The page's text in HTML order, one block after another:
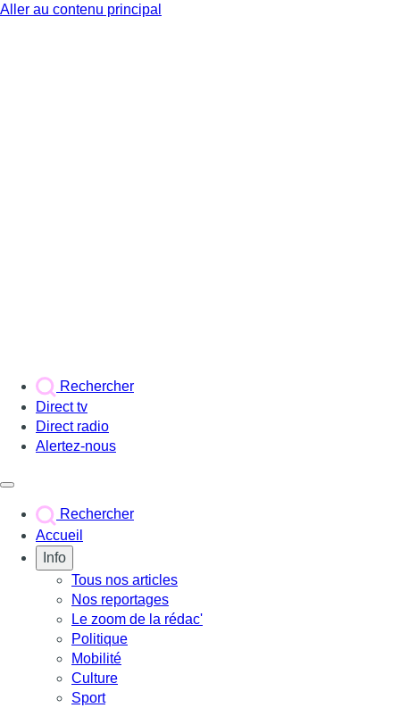
Aller au contenu principal
Rechercher
Direct tv
Direct radio
Alertez-nous
Rechercher
Accueil
Info
Tous nos articles
Nos reportages
Le zoom de la rédac'
Politique
Mobilité
Culture
Sport